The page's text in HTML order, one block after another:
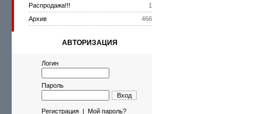
1
Распродажа!!!
466
Архив
АВТОРИЗАЦИЯ
Логин
Пароль
Вход
Регистрация | Мой пароль?